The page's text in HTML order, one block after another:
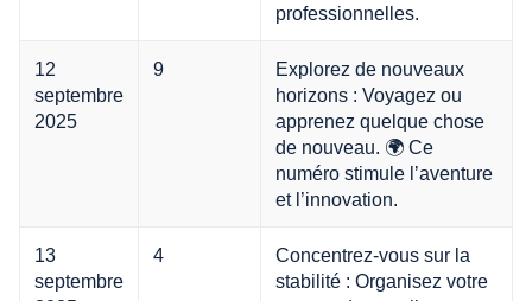
professionnelles.
12
septembre
2025
9
Explorez de nouveaux
horizons : Voyagez ou
apprenez quelque chose
de nouveau. 🌍 Ce
numéro stimule l’aventure
et l’innovation.
13
septembre
4
Concentrez-vous sur la
stabilité : Organisez votre